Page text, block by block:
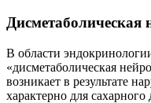
Дисметаболическая
В области
«дисметаболическая
возникает в результате
характерно для сахарного